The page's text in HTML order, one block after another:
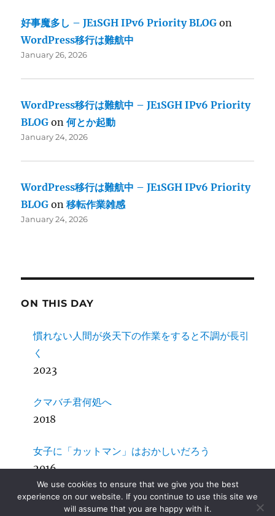
好事魔多し – JE1SGH IPv6 Priority BLOG on
WordPress移行は難航中
January 26, 2026
WordPress移行は難航中 – JE1SGH IPv6 Priority
BLOG on何とか起動
January 24, 2026
WordPress移行は難航中 – JE1SGH IPv6 Priority
BLOG on移転作業雑感
January 24, 2026
ON THIS DAY
慣れない人間が炎天下の作業をすると不調が長引
く
2023
クマバチ君何処へ
2018
女子に「カットマン」はおかしいだろう
2016
SDCC + MPLab X その４ Mac OS X
We use cookies to ensure that we give you the best
experience on our website. If you continue to use this site we
will assume that you are happy with it.